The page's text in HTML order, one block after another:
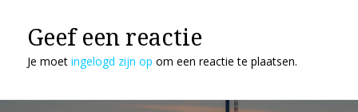
Geef een reactie
Je moetingelogd zijn op om een reactie te plaatsen.